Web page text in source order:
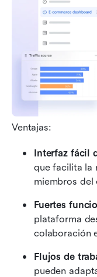
Ventajas:
Interfaz fácil
que facilita la
miembros del
Fuertes
plataforma
colaboración
Flujos de
pueden